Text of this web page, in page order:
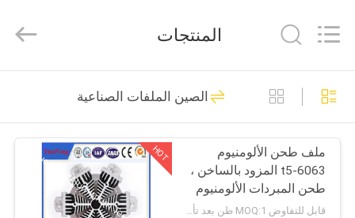
المنزل
المنتجات
حولنا
Rights
Reserved.
ECER
ملفات تعريف قياسية
107
المنتجات
الصين الملفات الصناعية
HOT
ملف طحن الألومنيوم
6063-t5 المزود بالساخن ،
طحن المبردات الألومنيوم
الموجهة بالطاقة
قابل للتفاوض MOQ:1 طن بعد تأكيد العينات